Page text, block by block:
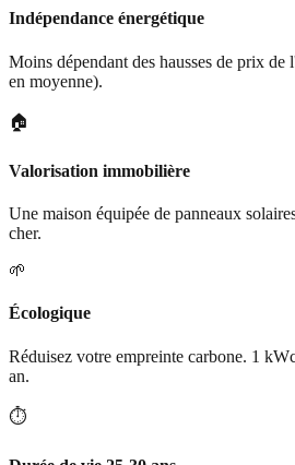
Indépendance énergétique
Moins dépendant des hausses de prix de
en moyenne).
🏠
Valorisation immobilière
Une maison équipée de panneaux
cher.
🌱
Écologique
Réduisez votre empreinte carbone. 1
an.
⏱️